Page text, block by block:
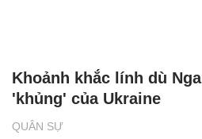
QUÂN SỰ
Khoảnh khắc lính dù
'khủng' của Ukraine